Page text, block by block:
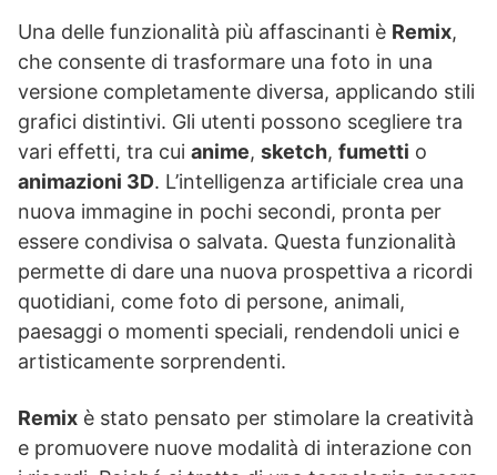
Una delle funzionalità più affascinanti è Remix,
che consente di trasformare una foto in una
versione completamente diversa, applicando stili
grafici distintivi. Gli utenti possono scegliere tra
vari effetti, tra cui anime, sketch, fumetti o
animazioni 3D. L’intelligenza artificiale crea una
nuova immagine in pochi secondi, pronta per
essere condivisa o salvata. Questa funzionalità
permette di dare una nuova prospettiva a ricordi
quotidiani, come foto di persone, animali,
paesaggi o momenti speciali, rendendoli unici e
artisticamente sorprendenti.
Remix è stato pensato per stimolare la creatività
e promuovere nuove modalità di interazione con